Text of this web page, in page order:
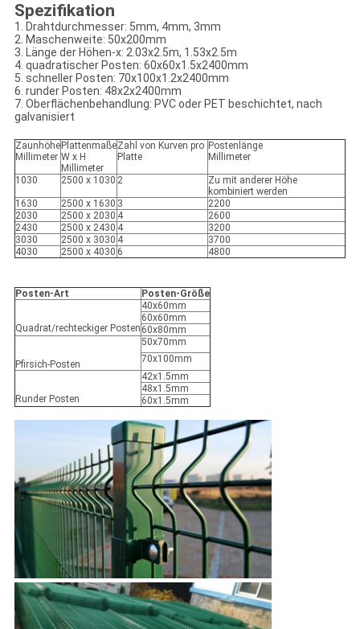
Spezifikation
1. Drahtdurchmesser: 5mm, 4mm, 3mm
2. Maschenweite: 50x200mm
3. Länge der Höhen-x: 2.03x2.5m, 1.53x2.5m
4. quadratischer Posten: 60x60x1.5x2400mm
5. schneller Posten: 70x100x1.2x2400mm
6. runder Posten: 48x2x2400mm
7. Oberflächenbehandlung: PVC oder PET beschichtet, nach
galvanisiert
Zaunhöhe
Millimeter
Plattenmaße
W x H
Millimeter
Zahl von Kurven pro
Platte
Postenlänge
Millimeter
1030 2500 x 1030 2
Zu mit anderer Höhe
kombiniert werden
1630
2500 x 1630 3
2200
2030
2500 x 2030 4
2600
2430
2500 x 2430 4
3200
3030
2500 x 3030 4
3700
4030
2500 x 4030 6 4800
Posten-Art Posten-Größe
Quadrat/rechteckiger Posten
40x60mm
60x60mm
60x80mm
Pfirsich-Posten
50x70mm
70x100mm
Runder Posten
42x1.5mm
48x1.5mm
60x1.5mm